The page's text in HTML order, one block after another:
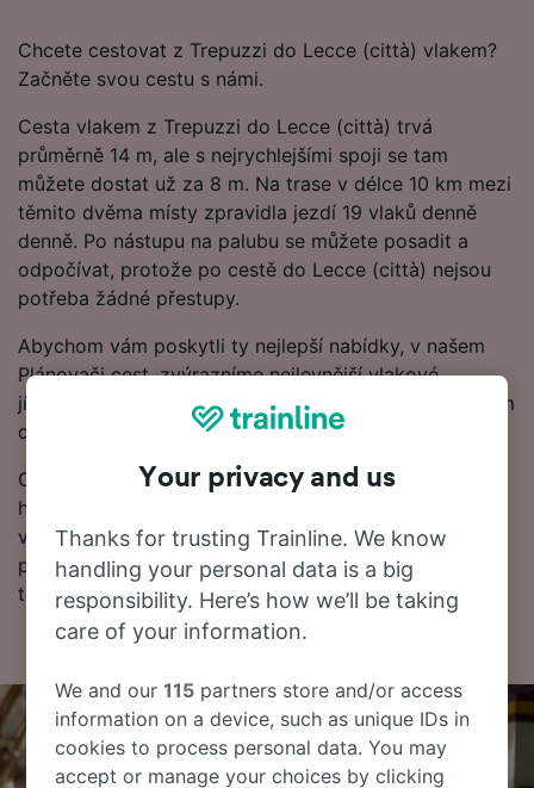
Chcete cestovat z Trepuzzi do Lecce (città) vlakem?
Začněte svou cestu s námi.
Cesta vlakem z Trepuzzi do Lecce (città) trvá
průměrně 14 m, ale s nejrychlejšími spoji se tam
můžete dostat už za 8 m. Na trase v délce 10 km mezi
těmito dvěma místy zpravidla jezdí 19 vlaků denně
denně. Po nástupu na palubu se můžete posadit a
odpočívat, protože po cestě do Lecce (città) nejsou
potřeba žádné přestupy.
Abychom vám poskytli ty nejlepší nabídky, v našem
Plánovači cest, zvýrazníme nejlevnější vlakové
jízdenky z Trepuzzi do Lecce (città). Pamatujte, že čím
dřív si rezervujete jízdenky, tím víc ušetříte.
Chcete si rezervovat vlakové jízdenky hned? Začněte
hledat u nás ještě dnes. Pokud chcete o cestě vědět
více, podívejte se na jízdní řády (včetně prvních a
posledních odjezdů vlaků), často kladené otázky a
tipy, jak rezervovat levné vlakové jízdenky.
Your privacy and us
Thanks for trusting Trainline. We know
handling your personal data is a big
responsibility. Here’s how we’ll be taking
care of your information.
We and our115 partners store and/or access
information on a device, such as unique IDs in
cookies to process personal data. You may
accept or manage your choices by clicking